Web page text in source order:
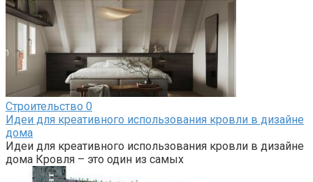
Строительство 0
Идеи для креативного использования кровли в дизайне
дома
Идеи для креативного использования кровли в дизайне
дома Кровля – это один из самых